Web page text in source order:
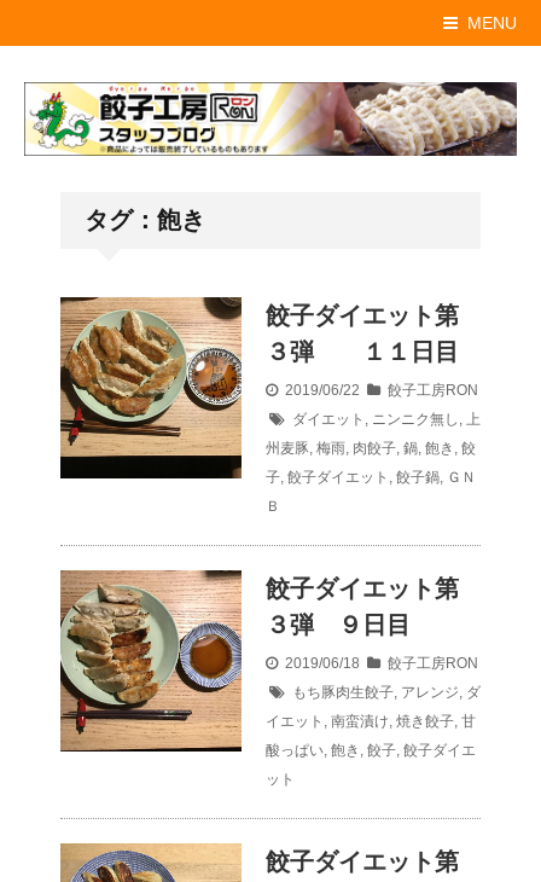
MENU
タグ：飽き
餃子ダイエット第
３弾 １１日目
2019/06/22
餃子工房RON
ダイエット
ニンニク無し
上
州麦豚 梅雨 肉餃子 鍋 飽き 餃
子 餃子ダイエット 餃子鍋 ＧＮ
Ｂ
餃子ダイエット第
３弾 ９日目
2019/06/18
餃子工房RON
もち豚肉生餃子 アレンジ ダ
イエット
南蛮漬け 焼き餃子 甘
酸っぱい 飽き 餃子 餃子ダイエ
ット
餃子ダイエット第